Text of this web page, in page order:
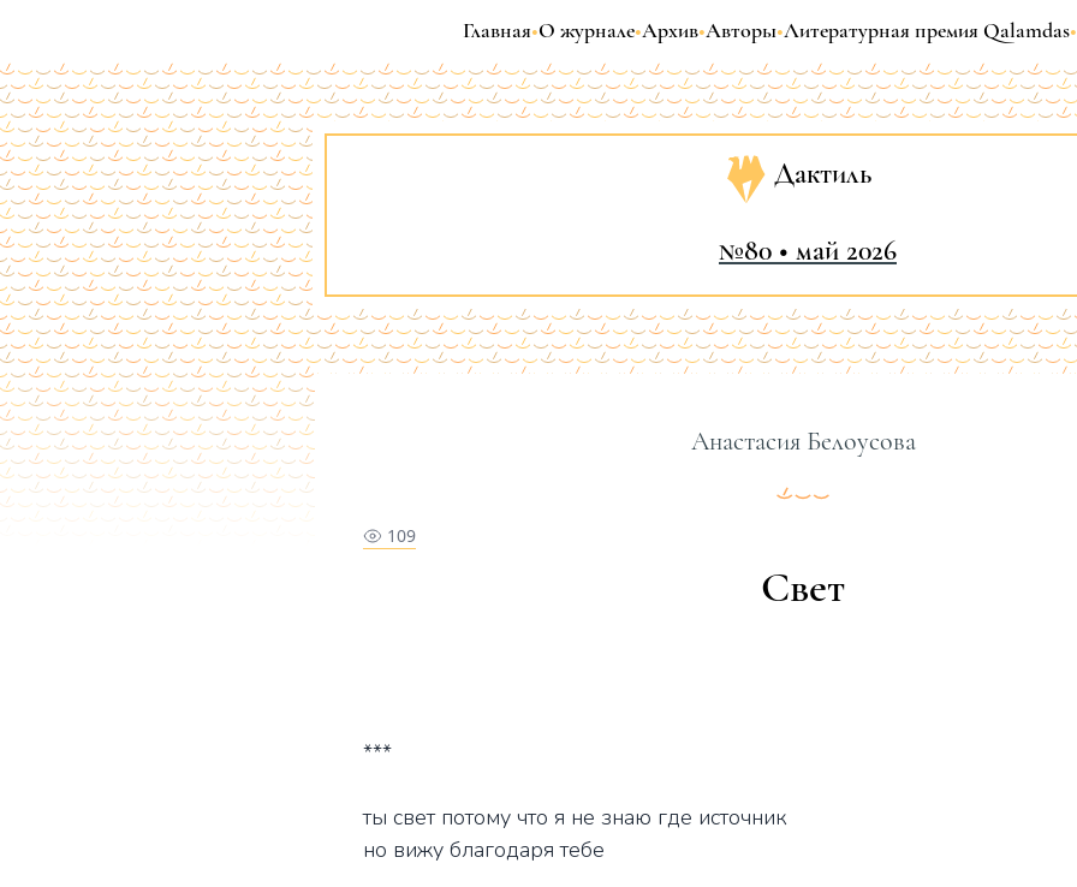
Главная•О журнале•Архив•Авторы•Литературная премия Qalamdas•
Дактиль
№80 • май 2026
Анастасия Белоусова
109
Свет
***
ты свет потому что я не знаю где источник
но вижу благодаря тебе